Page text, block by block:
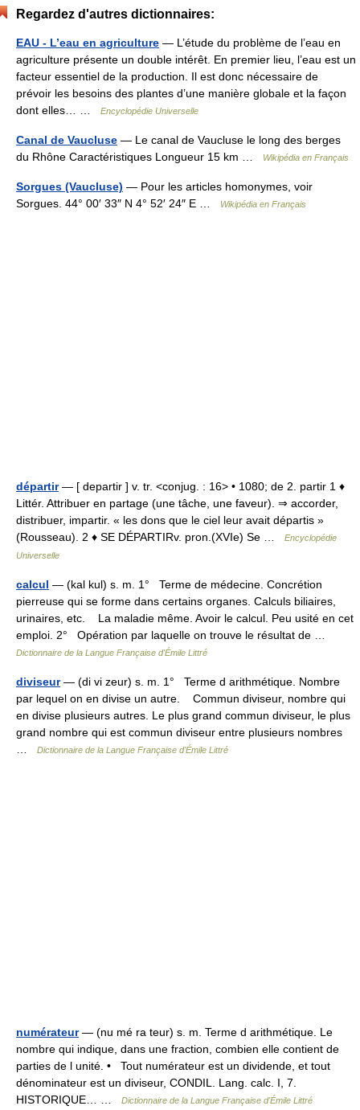
Regardez d'autres dictionnaires:
EAU - L’eau en agriculture — L’étude du problème de l’eau en
agriculture présente un double intérêt. En premier lieu, l’eau est un
facteur essentiel de la production. Il est donc nécessaire de
prévoir les besoins des plantes d’une manière globale et la façon
dont elles… …
Encyclopédie Universelle
Canal de Vaucluse — Le canal de Vaucluse le long des berges
du Rhône Caractéristiques Longueur 15 km …
Wikipédia en Français
Sorgues (Vaucluse) — Pour les articles homonymes, voir
Sorgues. 44° 00′ 33″ N 4° 52′ 24″ E …
Wikipédia en Français
départir— [ departir ] v. tr. <conjug. : 16> • 1080; de 2. partir 1 ♦
Littér. Attribuer en partage (une tâche, une faveur). ⇒ accorder,
distribuer, impartir. « les dons que le ciel leur avait départis »
(Rousseau). 2 ♦ SE DÉPARTIRv. pron.(XVIe) Se …
Encyclopédie
Universelle
calcul — (kal kul) s. m. 1° Terme de médecine. Concrétion
pierreuse qui se forme dans certains organes. Calculs biliaires,
urinaires, etc. La maladie même. Avoir le calcul. Peu usité en cet
emploi. 2° Opération par laquelle on trouve le résultat de …
Dictionnaire de la Langue Française d'Émile Littré
diviseur— (di vi zeur) s. m. 1° Terme d arithmétique. Nombre
par lequel on en divise un autre. Commun diviseur, nombre qui
en divise plusieurs autres. Le plus grand commun diviseur, le plus
grand nombre qui est commun diviseur entre plusieurs nombres
…
Dictionnaire de la Langue Française d'Émile Littré
numérateur— (nu mé ra teur) s. m. Terme d arithmétique. Le
nombre qui indique, dans une fraction, combien elle contient de
parties de l unité. • Tout numérateur est un dividende, et tout
dénominateur est un diviseur, CONDIL. Lang. calc. I, 7.
HISTORIQUE… …
Dictionnaire de la Langue Française d'Émile Littré